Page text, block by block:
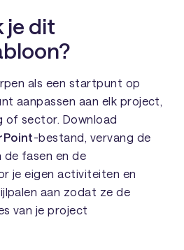
je dit
als een startpunt op
aanpassen aan elk project,
of sector. Download
-bestand, vervang de
de fasen en de
je eigen activiteiten en
aan zodat ze de
van je project